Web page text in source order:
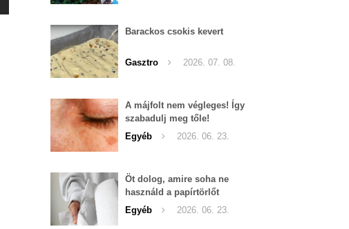
Barackos csokis kevert
Gasztro 2026. 07. 08.
A májfolt nem végleges! Így
szabadulj meg tőle!
Egyéb
2026. 06. 23.
Öt dolog, amire soha ne
használd a papírtörlőt
Egyéb
2026. 06. 23.